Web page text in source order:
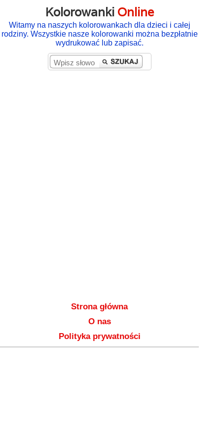
Kolorowanki Online
Witamy na naszych kolorowankach dla dzieci i całej
rodziny. Wszystkie nasze kolorowanki można bezpłatnie
wydrukować lub zapisać.
Strona główna
O nas
Polityka prywatności